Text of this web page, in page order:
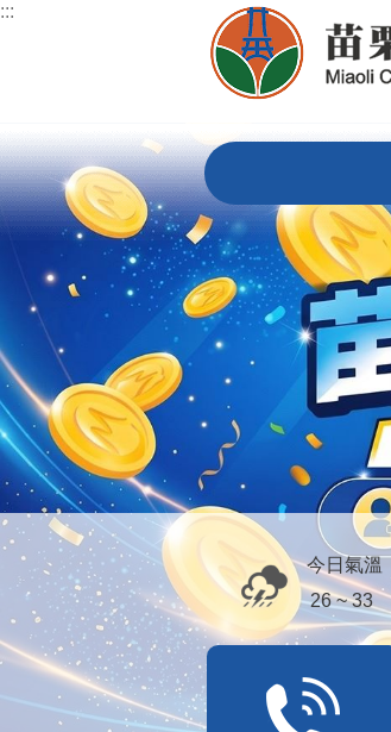
跳到主要內容區塊
:::
今日氣溫
26 ~ 33